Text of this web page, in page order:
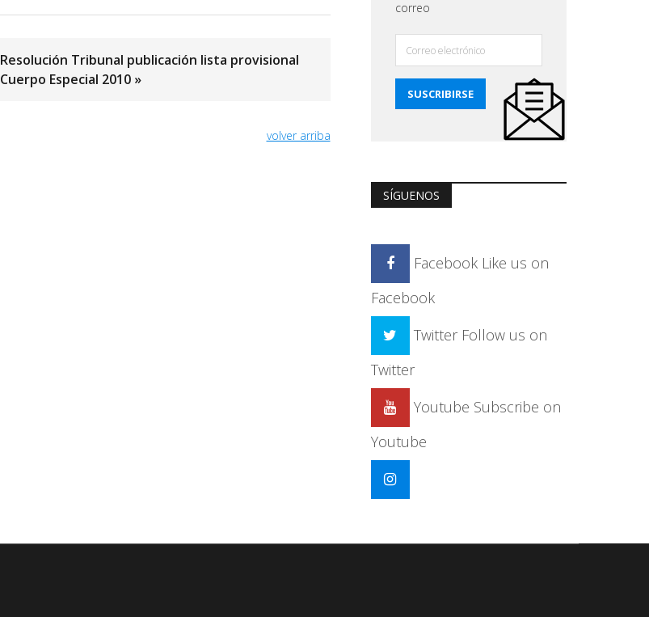
Resolución Tribunal publicación lista provisional
Cuerpo Especial 2010 »
volver arriba
correo
SÍGUENOS
Facebook Like us on
Facebook
Twitter Follow us on
Twitter
Youtube Subscribe on
Youtube